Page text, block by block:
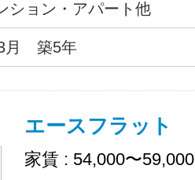
ＢＯＸ有
ション・アパート他
月 築5年
エースフラット
家賃 : 54,000〜